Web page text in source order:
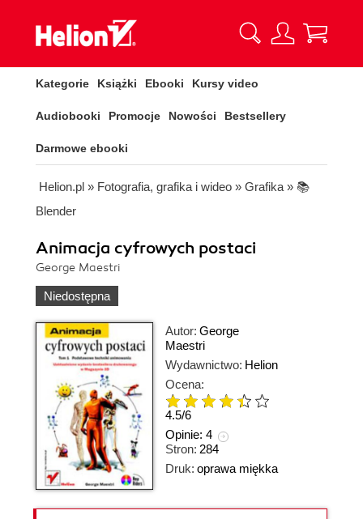
Kategorie Książki Ebooki Kursy video
Audiobooki Promocje Nowości Bestsellery
Darmowe ebooki
Helion.pl » Fotografia, grafika i wideo » Grafika » 📚
Blender
Animacja cyfrowych postaci
George Maestri
Niedostępna
Autor: George
Maestri
Wydawnictwo: Helion
Ocena:
4.5/6
Opinie: 4
Stron: 284
Druk: oprawa miękka